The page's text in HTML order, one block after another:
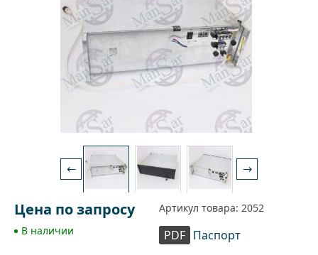
← →
Цена по запросу
В наличии
Артикул товара: 2052
PDF Паспорт